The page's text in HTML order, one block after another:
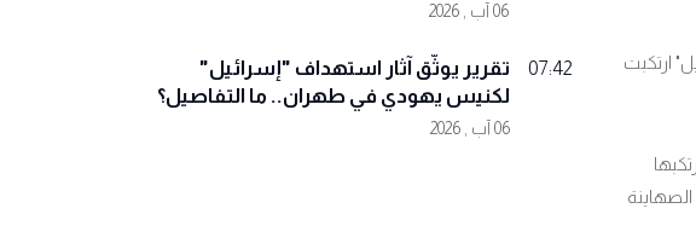
ارتكبت
الحرب الصهاينة
06 آب , 2026
07:42
تقرير يوثّق آثار استهداف "إسرائيل"
لكنيس يهودي في طهران.. ما التفاصيل؟
06 آب , 2026